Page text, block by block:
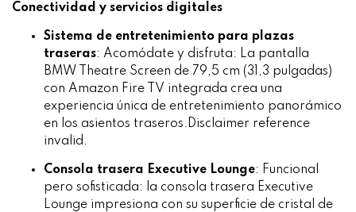
Conectividad y servicios digitales
Sistema de entretenimiento para plazas
traseras: Acomódate y disfruta: La pantalla
BMW Theatre Screen de 79,5 cm (31,3 pulgadas)
con Amazon Fire TV integrada crea una
experiencia única de entretenimiento panorámico
en los asientos traseros.Disclaimer reference
invalid.
Consola trasera Executive Lounge: Funcional
pero sofisticada: la consola trasera Executive
Lounge impresiona con su superficie de cristal de